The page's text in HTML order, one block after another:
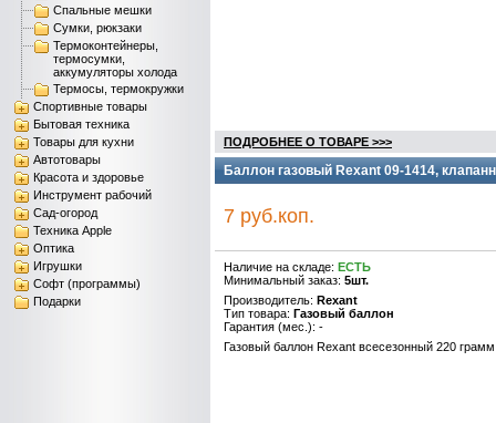
Спальные мешки
Сумки, рюкзаки
Термоконтейнеры,
термосумки,
аккумуляторы холода
Термосы, термокружки
Спортивные товары
Бытовая техника
Товары для кухни
Автотовары
Красота и здоровье
Инструмент рабочий
Сад-огород
Техника Apple
Оптика
Игрушки
Софт (программы)
Подарки
ПОДРОБНЕЕ О ТОВАРЕ >>>
Баллон газовый Rexant 09-1414,
7 руб.коп.
Наличие на складе: ЕСТЬ
Минимальный заказ: 5шт.
Производитель: Rexant
Тип товара: Газовый баллон
Гарантия (мес.): -
Газовый баллон Rexant всесезонный 220 грамм